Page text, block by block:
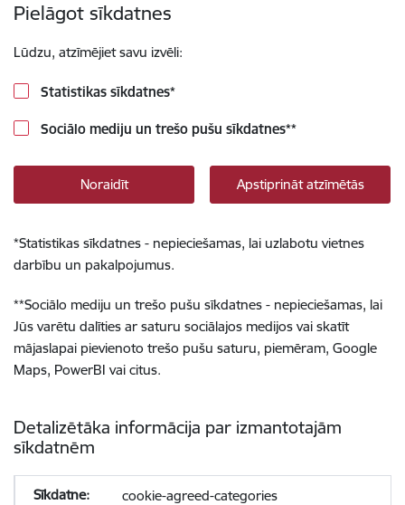
Pielāgot sīkdatnes
Lūdzu, atzīmējiet savu izvēli:
Statistikas sīkdatnes*
Sociālo mediju un trešo pušu sīkdatnes**
Noraidīt Apstiprināt atzīmētās
*Statistikas sīkdatnes - nepieciešamas, lai uzlabotu vietnes
darbību un pakalpojumus.
**Sociālo mediju un trešo pušu sīkdatnes - nepieciešamas, lai
Jūs varētu dalīties ar saturu sociālajos medijos vai skatīt
mājaslapai pievienoto trešo pušu saturu, piemēram, Google
Maps, PowerBI vai citus.
Detalizētāka informācija par izmantotajām
sīkdatnēm
cookie-agreed-categories